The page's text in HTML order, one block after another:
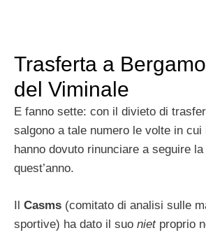
Trasferta a
del Viminale
E fanno sette: con il divieto di
salgono a tale numero le volte in
hanno dovuto rinunciare a seguire
quest’anno.
Il Casms (comitato di analisi sulle
sportive) ha dato il suo nietproprio